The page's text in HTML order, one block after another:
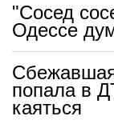
"Сосед
Одессе
попала в
каяться